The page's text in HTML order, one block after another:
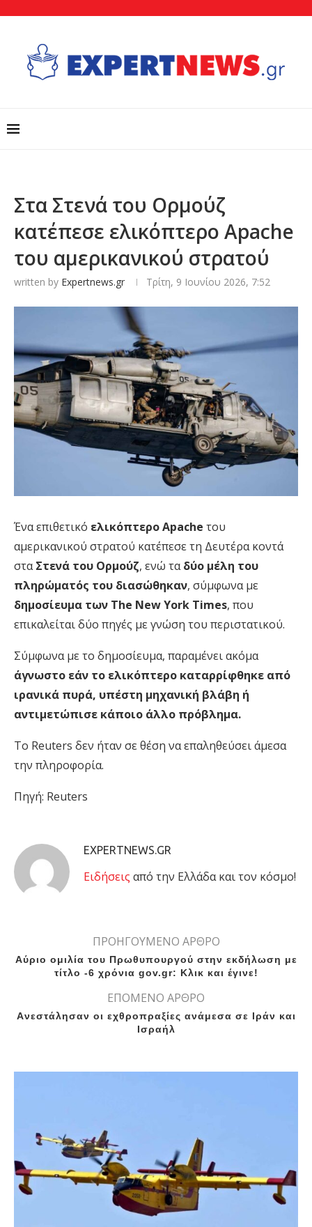
Στα Στενά του Ορμούζ
κατέπεσε ελικόπτερο Apache
του αμερικανικού στρατού
written by Expertnews.gr Τρίτη, 9 Ιουνίου 2026, 7:52
Ένα επιθετικό ελικόπτερο Apache του
αμερικανικού στρατού κατέπεσε τη Δευτέρα κοντά
σταΣτενά του Ορμούζ, ενώ ταδύο μέλη του
πληρώματός του διασώθηκαν, σύμφωνα με
δημοσίευμα των The New York Times, που
επικαλείται δύο πηγές με γνώση του περιστατικού.
Σύμφωνα με το δημοσίευμα, παραμένει ακόμα
άγνωστο εάν το ελικόπτερο καταρρίφθηκε από
ιρανικά πυρά, υπέστη μηχανική βλάβη ή
αντιμετώπισε κάποιο άλλο πρόβλημα.
Το Reuters δεν ήταν σε θέση να επαληθεύσει άμεσα
την πληροφορία.
Πηγή: Reuters
EXPERTNEWS.GR
Eιδήσεις από την Ελλάδα και τον κόσμο!
ΠΡΟΗΓΟΥΜΕΝΟ ΑΡΘΡΟ
Αύριο ομιλία του Πρωθυπουργού στην εκδήλωση με
τίτλο -6 χρόνια gov.gr: Κλικ και έγινε!
ΕΠΟΜΕΝΟ ΑΡΘΡΟ
Aνεστάλησαν oι εχθροπραξίες ανάμεσα σε Ιράν και
Ισραήλ